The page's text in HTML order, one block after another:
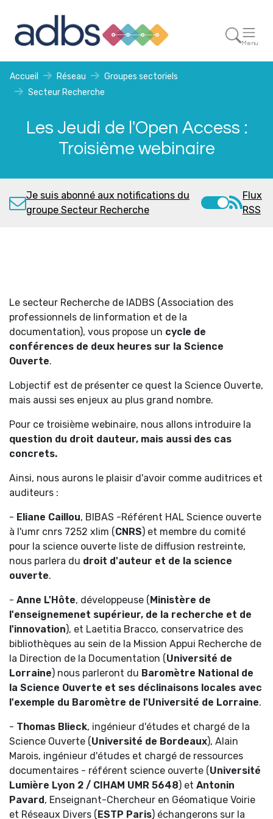
Menu
Accueil Réseau
Groupes sectoriels
Secteur Recherche
Les Jeudi de l'Open Access :
Troisième webinaire
Je suis abonné aux notifications du
groupe Secteur Recherche
Flux
RSS
Le secteur Recherche de lADBS (Association des
professionnels de linformation et de la
documentation), vous propose un cycle de
conférences de deux heures sur la Science
Ouverte.
Lobjectif est de présenter ce quest la Science Ouverte,
mais aussi ses enjeux au plus grand nombre.
Pour ce troisième webinaire, nous allons introduire la
question du droit dauteur, mais aussi des cas
concrets.
Ainsi, nous aurons le plaisir d'avoir comme auditrices et
auditeurs :
- Eliane Caillou, BIBAS -Référent HAL Science ouverte
à l'umr cnrs 7252 xlim (CNRS) et membre du comité
pour la science ouverte liste de diffusion restreinte,
nous parlera du droit d'auteur et de la science
ouverte.
- Anne L'Hôte, développeuse (Ministère de
l'enseignemenet supérieur, de la recherche et de
l'innovation), et Laetitia Bracco, conservatrice des
bibliothèques au sein de la Mission Appui Recherche de
la Direction de la Documentation (Université de
Lorraine) nous parleront du Baromètre National de
la Science Ouverte et ses déclinaisons locales avec
l'exemple du Baromètre de l'Université de Lorraine.
- Thomas Blieck, ingénieur d'études et chargé de la
Science Ouverte (Université de Bordeaux), Alain
Marois, ingénieur d'études et chargé de ressources
documentaires - référent science ouverte (Université
Lumière Lyon 2 / CIHAM UMR 5648) et Antonin
Pavard, Enseignant-Chercheur en Géomatique Voirie
et Réseaux Divers (ESTP Paris) échangerons sur la